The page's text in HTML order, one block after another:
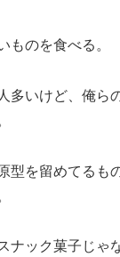
ものを食べる。
多いけど、俺ら
型を留めてるも
ナック菓子じゃ